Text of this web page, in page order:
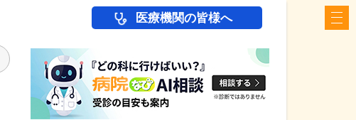
医療機関の皆様へ